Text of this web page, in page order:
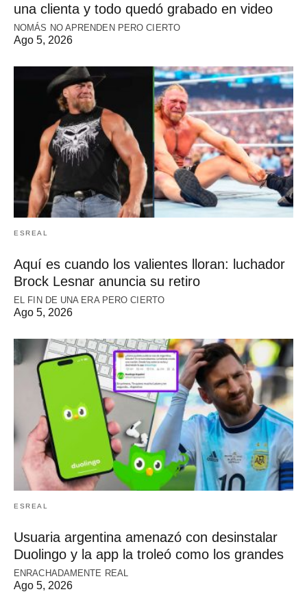
una clienta y todo quedó grabado en video
NOMÁS NO APRENDEN PERO CIERTO
Ago 5, 2026
ESREAL
Aquí es cuando los valientes lloran: luchador
Brock Lesnar anuncia su retiro
EL FIN DE UNA ERA PERO CIERTO
Ago 5, 2026
ESREAL
Usuaria argentina amenazó con desinstalar
Duolingo y la app la troleó como los grandes
ENRACHADAMENTE REAL
Ago 5, 2026